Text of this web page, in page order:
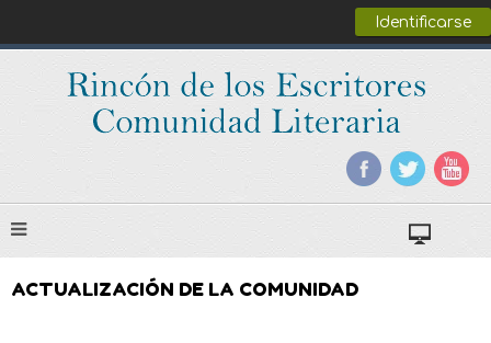
Identificarse
ACTUALIZACIÓN DE LA COMUNIDAD